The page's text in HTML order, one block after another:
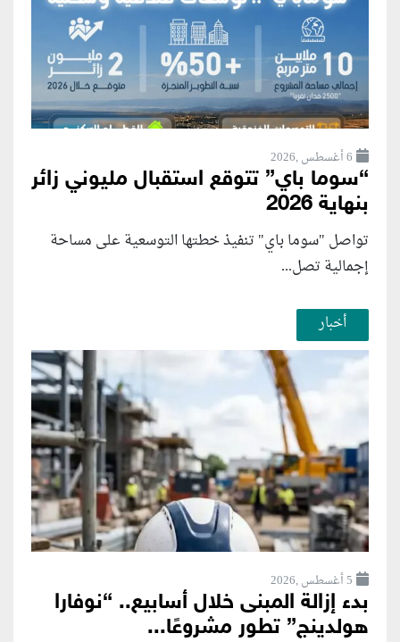
6 أغسطس ,2026
“سوما باي” تتوقع استقبال مليوني زائر
بنهاية 2026
تواصل "سوما باي" تنفيذ خطتها التوسعية على مساحة
إجمالية تصل...
أخبار
5 أغسطس ,2026
بدء إزالة المبنى خلال أسابيع.. “نوفارا
هولدينج” تطور مشروعًا...